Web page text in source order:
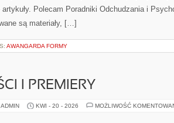
Polecam Poradniki Odchudzania i
są materiały, […]
AWANGARDA FORMY
I PREMIERY
KWI - 20 - 2026 MOŻLIWOŚĆ